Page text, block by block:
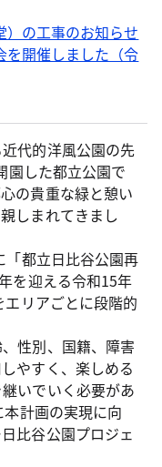
）の工事のお知らせ
を開催しました（令
代的洋風公園の先
園した都立公園で
の貴重な緑と憩い
しまれてきまし
都立日比谷公園再
を迎える令和15年
エリアごとに段階的
性別、国籍、障害
やすく、楽しめる
いでいく必要があ
計画の実現に向
比谷公園プロジェ